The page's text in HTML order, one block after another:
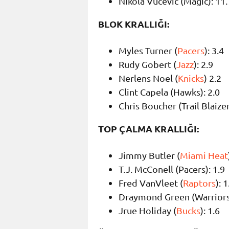
BLOK KRALLIĞI:
Myles Turner (Pacers): 3.4
Rudy Gobert ( Jazz): 2.9
Nerlens Noel (Knicks) 2.2
Clint Capela (Hawks): 2.0
Chris Boucher (Trail
TOP ÇALMA KRALLIĞI:
Jimmy Butler (Miami Heat
T.J. McConell (Pacers): 1.9
Fred VanVleet (Raptors):
Draymond Green
Jrue Holiday (Bucks): 1.6